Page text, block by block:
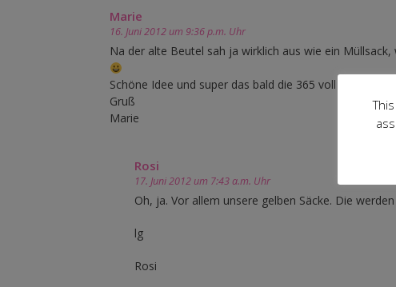
Marie
16. Juni 2012 um 9:36 p.m. Uhr
Na der alte Beutel sah ja wirklich aus wie ein
Schöne Idee und super das bald die 365 voll sind.
Gruß
Marie
Rosi
17. Juni 2012 um 7:43 a.m. Uhr
Oh, ja. Vor allem unsere gelben Säcke. Die
lg
Rosi